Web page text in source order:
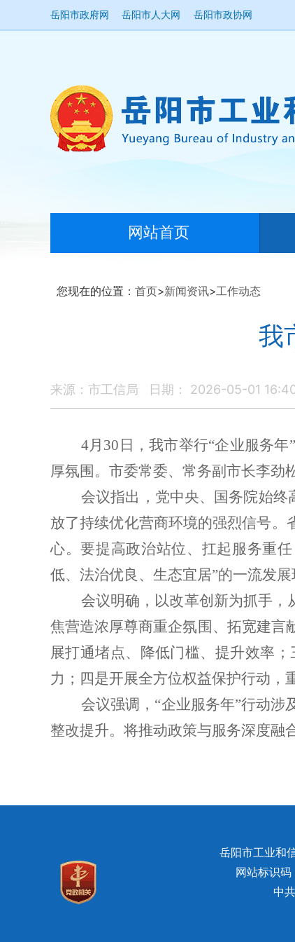
岳阳市政府网 岳阳市人大网 岳阳市政协网
网站首页
您现在的位置： 首页>新闻资讯>工作动态
我
来源：市工信局 日期： 2026-05-01
4月 30 日，我市举行“企业服务年”
厚氛围。市委常委、常务副市长李劲
会议指出，党中央、国务院始终
放了持续优化营商环境的强烈信号。
心。要提高政治站位、扛起服务重
低、法治优良、生态宜居”的一流发展
会议明确，以改革创新为抓手，从
焦营造浓厚尊商重企氛围、拓宽建言
展打通堵点、降低门槛、提升效率
力；四是开展全方位权益保护行动，
会议强调， “企业服务年”行动涉
整改提升。将推动政策与服务深度融
岳阳市工业和
网站标识
中